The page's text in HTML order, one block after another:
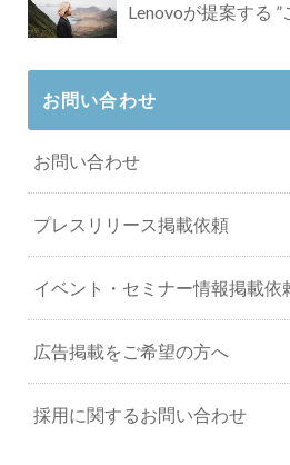
Lenovoが提案する
お問い合わせ
お問い合わせ
プレスリリース掲載依頼
イベント・セミナー情報掲載依
広告掲載をご希望の方へ
採用に関するお問い合わせ